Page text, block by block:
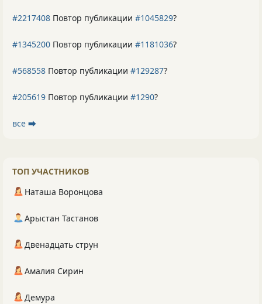
#2217408 Повтор публикации #1045829?
#1345200 Повтор публикации #1181036?
#568558 Повтор публикации #129287?
#205619 Повтор публикации #1290?
все ⮕
ТОП УЧАСТНИКОВ
Наташа Воронцова
Арыстан Тастанов
Двенадцать струн
Амалия Сирин
Демура